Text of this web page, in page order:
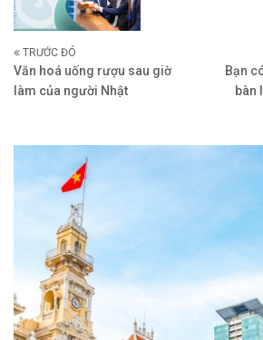
TRƯỚC ĐÓ
Văn hoá uống rượu sau giờ
làm của người Nhật
Bạn
bàn